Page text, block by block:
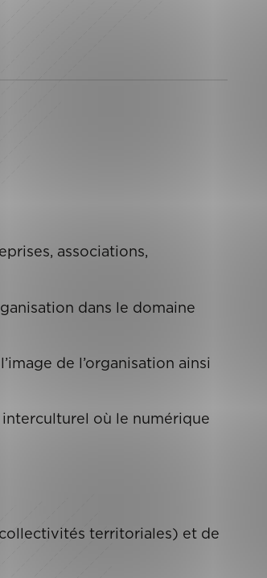
associations,
dans le domaine
de l’organisation ainsi
où le numérique
territoriales) et de